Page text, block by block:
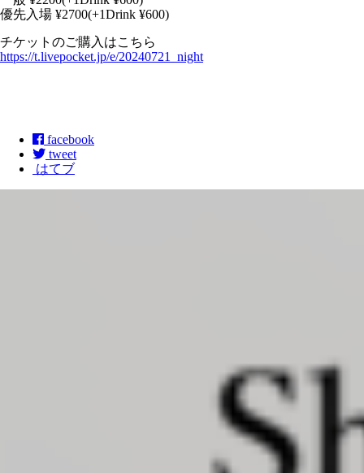
優先入場 ¥2700(+1Drink ¥600)
チケットのご購入はこちら
https://t.livepocket.jp/e/20240721_night
facebook
tweet
はてブ